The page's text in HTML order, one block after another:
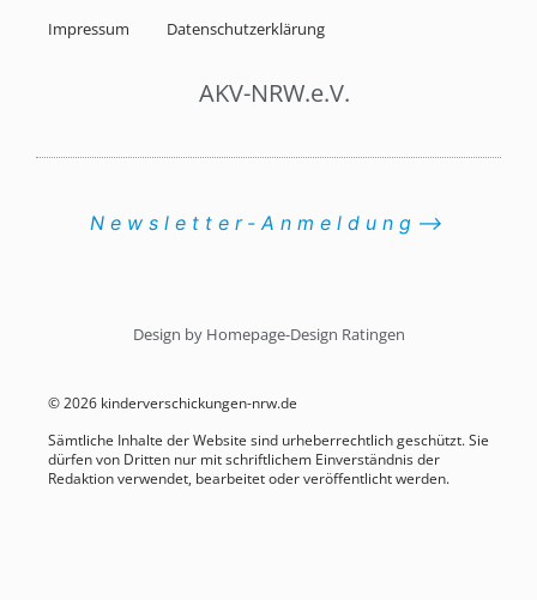
Impressum Datenschutzerklärung
AKV-NRW.e.V.
Newsletter-Anmeldung⟶
Design by Homepage-Design Ratingen
© 2026 kinderverschickungen-nrw.de
Sämtliche Inhalte der Website sind urheberrechtlich geschützt. Sie
dürfen von Dritten nur mit schriftlichem Einverständnis der
Redaktion verwendet, bearbeitet oder veröffentlicht werden.